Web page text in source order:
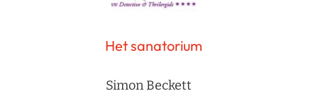
Het sanatorium
Simon Beckett